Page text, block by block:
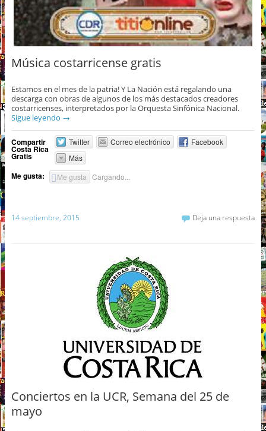
Música costarricense gratis
Estamos en el mes de la patria! Y La Nación está regalando una
descarga con obras de algunos de los más destacados creadores
costarricenses, interpretados por la Orquesta Sinfónica Nacional.
Sigue leyendo →
Compartir
Costa Rica
Gratis
Twitter Correo electrónico
Facebook
Más
Me gusta: Me gusta Cargando...
14 septiembre, 2015 Deja una respuesta
Conciertos en la UCR, Semana del 25 de
mayo